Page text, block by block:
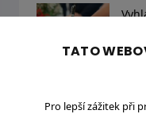
4.
TATO
Pro lepší zážitek při